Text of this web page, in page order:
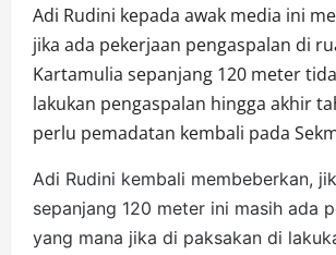
Adi Rudini kepada awak media ini
jika ada pekerjaan pengaspalan di
Kartamulia sepanjang 120 meter
lakukan pengaspalan hingga akhir
perlu pemadatan kembali pada
Adi Rudini kembali membeberkan,
sepanjang 120 meter ini masih ada
yang mana jika di paksakan di